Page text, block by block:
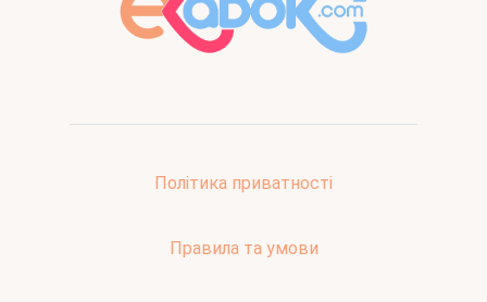
Політика приватності
Правила та умови